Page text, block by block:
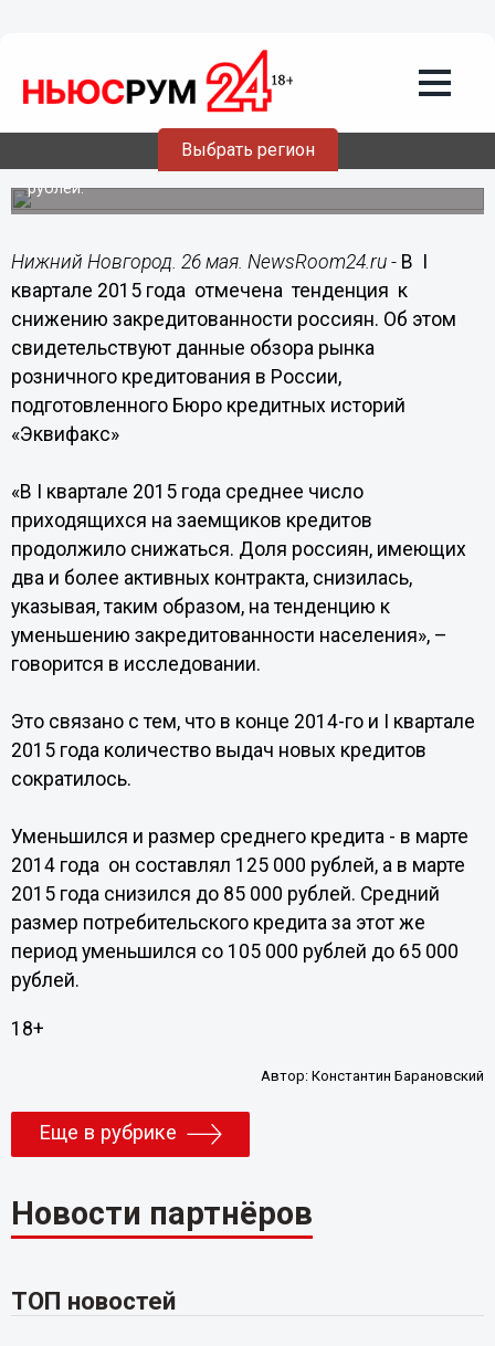
Выбрать регион
26.05.201516:42
Закредитованность россиян
снижается
Средний размер кредита за год снизился на 40 тысяч
рублей.
Нижний Новгород. 26 мая. NewsRoom24.ru - В I
квартале 2015 года отмечена тенденция к
снижению закредитованности россиян. Об этом
свидетельствуют данные обзора рынка
розничного кредитования в России,
подготовленного Бюро кредитных историй
«Эквифакс»
«В I квартале 2015 года среднее число
приходящихся на заемщиков кредитов
продолжило снижаться. Доля россиян, имеющих
два и более активных контракта, снизилась,
указывая, таким образом, на тенденцию к
уменьшению закредитованности населения», –
говорится в исследовании.
Это связано с тем, что в конце 2014-го и I квартале
2015 года количество выдач новых кредитов
сократилось.
Уменьшился и размер среднего кредита - в марте
2014 года он составлял 125 000 рублей, а в марте
2015 года снизился до 85 000 рублей. Средний
размер потребительского кредита за этот же
период уменьшился со 105 000 рублей до 65 000
рублей.
18+
Автор:Константин Барановский
Еще в рубрике
Новости партнёров
ТОП новостей